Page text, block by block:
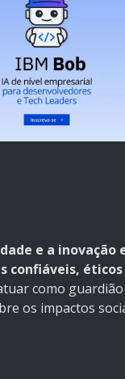
e a inovação
confiáveis,
como
os impactos